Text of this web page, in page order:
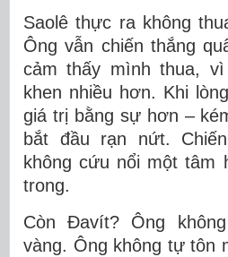
Saolê thực ra không
Ông vẫn chiến thắng
cảm thấy mình thua,
khen nhiều hơn. Khi
giá trị bằng sự hơn –
bắt đầu rạn nứt.
không cứu nổi một tâm
trong.
Còn Đavít? Ông
vàng. Ông không tự tôn